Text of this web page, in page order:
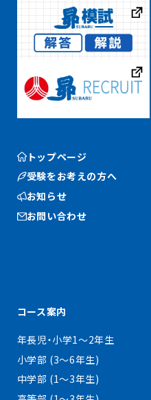
トップページ
受験をお考えの方へ
お知らせ
お問い合わせ
コース案内
年長児・小学1〜2年生
小学部 (3〜6年生)
中学部 (1〜3年生)